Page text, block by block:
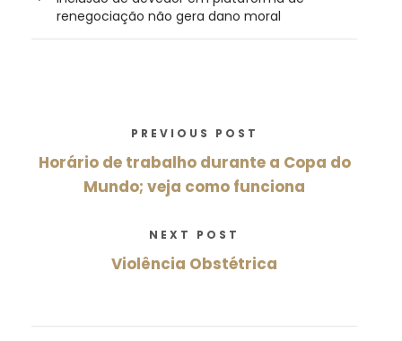
renegociação não gera dano moral
PREVIOUS POST
Horário de trabalho durante a Copa do
Mundo; veja como funciona
NEXT POST
Violência Obstétrica